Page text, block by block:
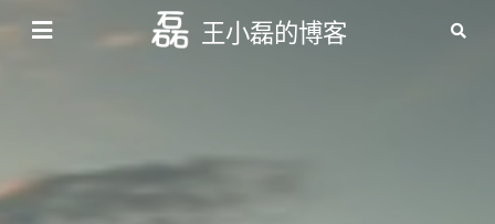
王小磊的博客